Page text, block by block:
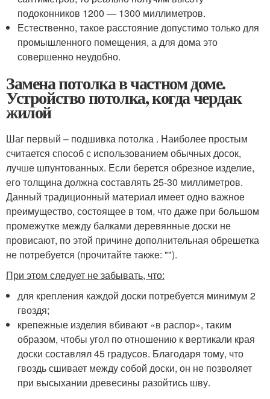
подоконников 1200 — 1300 миллиметров.
Естественно, такое расстояние допустимо только для
промышленного помещения, а для дома это
совершенно неудобно.
Замена потолка в частном доме.
Устройство потолка, когда чердак
жилой
Шаг первый – подшивка потолка . Наиболее простым
считается способ с использованием обычных досок,
лучше шпунтованных. Если берется обрезное изделие,
его толщина должна составлять 25-30 миллиметров.
Данный традиционный материал имеет одно важное
преимущество, состоящее в том, что даже при большом
промежутке между балками деревянные доски не
провисают, по этой причине дополнительная обрешетка
не потребуется (прочитайте также: "").
При этом следует не забывать, что:
для крепления каждой доски потребуется минимум 2
гвоздя;
крепежные изделия вбивают «в распор», таким
образом, чтобы угол по отношению к вертикали края
доски составлял 45 градусов. Благодаря тому, что
гвоздь сшивает между собой доски, он не позволяет
при высыхании древесины разойтись шву.